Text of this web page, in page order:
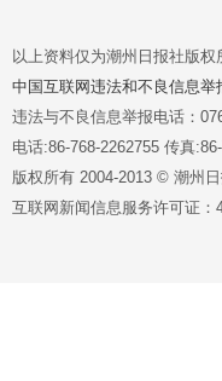
以上资料仅为潮州日报社版
中国互联网违法和不良信息举
违法与不良信息举报电话：
电话:86-768-2262755 传真
版权所有 2004-2013 © 潮州
互联网新闻信息服务许可证：